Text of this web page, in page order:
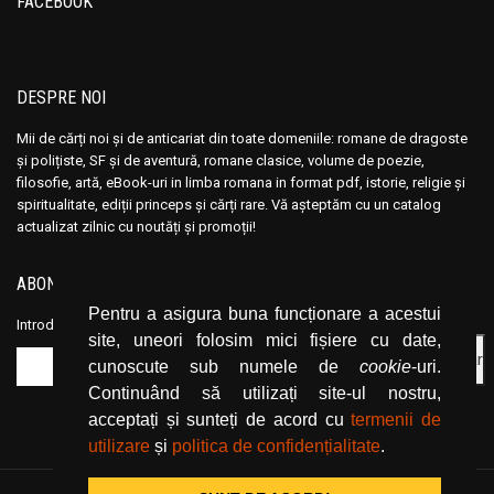
Pentru a asigura buna funcționare a acestui
site, uneori folosim mici fișiere cu date,
cunoscute sub numele de cookie-uri.
Continuând să utilizați site-ul nostru,
acceptați și sunteți de acord cutermenii de
utilizare și politica de confidențialitate.
Ana Maria Marin
Anatoli Ribakov
Anatolie Panis
Anca Dan
Andocide
Andre Bejin
Andre Leroi-Gourhan
Andre Malraux
Andre Maurois
Andre Miquel
Ana Maria Marin
Anatoli Ribakov
Anatolie Panis
Anca Dan
Andocide
Andre Bejin
Andre Leroi-Gourhan
Andre Malraux
Andre Maurois
Andre Miquel
DESPRE NOI
Mii de cărți noi și de anticariat din toate domeniile: romane de dragoste
și polițiste, SF și de aventură, romane clasice, volume de poezie,
filosofie, artă, eBook-uri in limba romana in format pdf, istorie, religie și
spiritualitate, ediții princeps și cărți rare. Vă așteptăm cu un catalog
actualizat zilnic cu noutăți și promoții!
ABONEAZĂ-TE LA NEWSLETTER
Introduceți adresa dvs. de email și dați click pe butonul de abonare.